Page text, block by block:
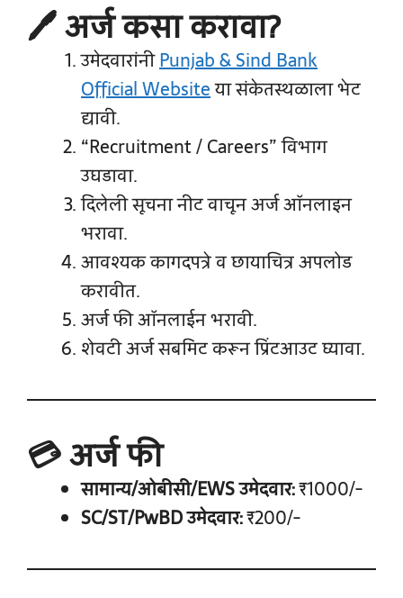
🖊️ अर्ज कसा करावा?
उमेदवारांनीPunjab & Sind Bank
Official Websiteया संकेतस्थळाला भेट
द्यावी.
“Recruitment / Careers” विभाग
उघडावा.
दिलेली सूचना नीट वाचून अर्ज ऑनलाइन
भरावा.
आवश्यक कागदपत्रे व छायाचित्र अपलोड
करावीत.
अर्ज फी ऑनलाईन भरावी.
शेवटी अर्ज सबमिट करून प्रिंटआउट घ्यावा.
💳 अर्ज फी
सामान्य/ओबीसी/EWS उमेदवार:₹1000/-
SC/ST/PwBD उमेदवार:₹200/-